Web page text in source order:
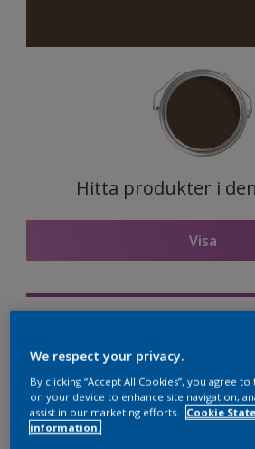
Hitta produkter i
Visa
Nordsjö Professional Expert
Visualisera kulören på din vägg
We respect your privacy.
By clicking “Accept All Cookies”, you agree
on your device to enhance site navigation,
assist in our marketing efforts.
Cookie
information.